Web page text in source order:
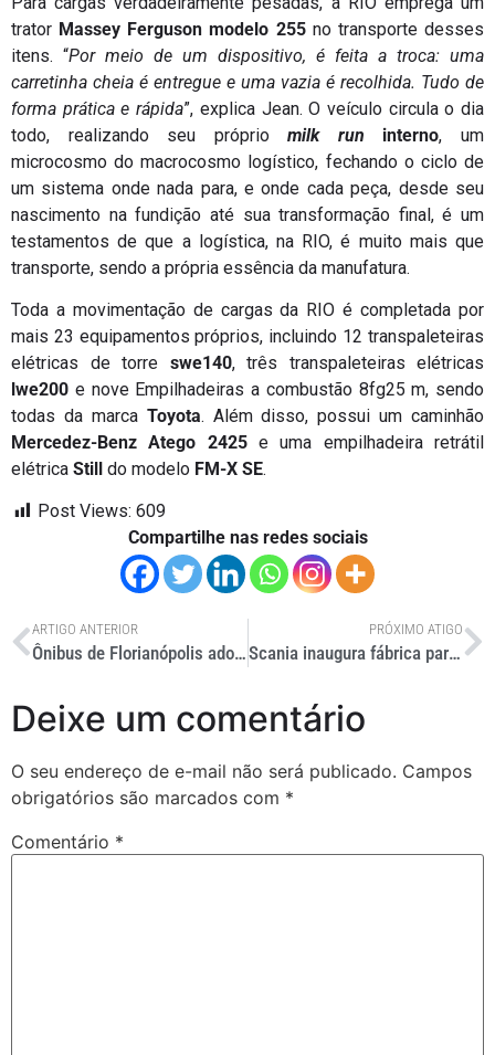
trator Massey Ferguson modelo 255 no transporte desses
itens. “Por meio de um dispositivo, é feita a troca: uma
carretinha cheia é entregue e uma vazia é recolhida. Tudo de
forma prática e rápida”, explica Jean. O veículo circula o dia
todo, realizando seu própriomilk run interno, um
microcosmo do macrocosmo logístico, fechando o ciclo de
um sistema onde nada para, e onde cada peça, desde seu
nascimento na fundição até sua transformação final, é um
testamentos de que a logística, na RIO, é muito mais que
transporte, sendo a própria essência da manufatura.
Toda a movimentação de cargas da RIO é completada por
mais 23 equipamentos próprios, incluindo 12 transpaleteiras
elétricas de torre swe140, três transpaleteiras elétricas
lwe200 e nove Empilhadeiras a combustão 8fg25 m, sendo
todas da marca Toyota. Além disso, possui um caminhão
Mercedez-Benz Atego 2425e uma empilhadeira retrátil
elétrica Still do modelo FM-X SE.
Post Views: 609
Compartilhe nas redes sociais
ARTIGO ANTERIOR
Ônibus de Florianópolis adotam pagamento por Pix
PRÓXIMO ATIGO
Scania inaugura fábrica para 50 mil veículos por ano na China
Deixe um comentário
O seu endereço de e-mail não será publicado. Campos
obrigatórios são marcados com *
Comentário *